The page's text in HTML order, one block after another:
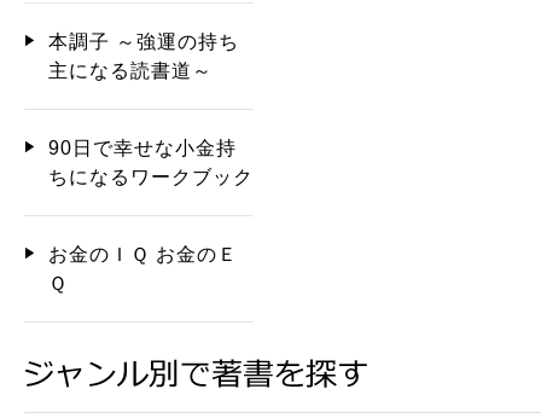
本調子 ～強運の持ち
主になる読書道～
90日で幸せな小金持
ちになるワークブック
お金のＩＱ お金のＥ
Ｑ